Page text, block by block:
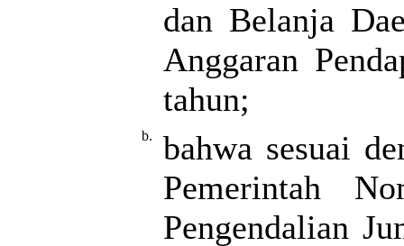
dan Belanja
Anggaran
tahun;
b.
bahwa sesuai
Pemerintah
Pengendalian